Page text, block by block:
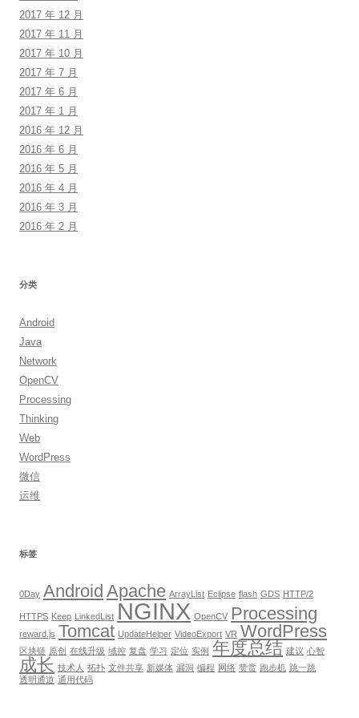
2017 年 12 月
2017 年 11 月
2017 年 10 月
2017 年 7 月
2017 年 6 月
2017 年 1 月
2016 年 12 月
2016 年 6 月
2016 年 5 月
2016 年 4 月
2016 年 3 月
2016 年 2 月
分类
Android
Java
Network
OpenCV
Processing
Thinking
Web
WordPress
微信
运维
标签
0Day Android Apache ArrayList Eclipse flash GDS HTTP/2
HTTPS Keep LinkedList NGINX OpenCV Processing
reward.js Tomcat UpdateHelper VideoExport VR WordPress
区块链 原创 在线升级 域控 复盘 学习 定位 实例 年度总结 建议 心智
成长 技术人 拓扑 文件共享 新媒体 漏洞 编程 网络 赞赏 跑步机 跳一跳
透明通道 通用代码